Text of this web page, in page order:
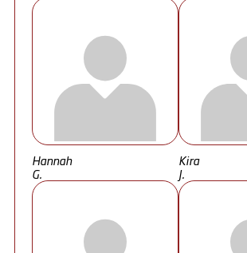
Hannah
G.
Kira
J.